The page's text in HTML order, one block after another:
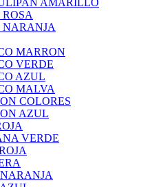
AMARILLO
NARANJA
MARRON
VERDE
AZUL
MALVA
COLORES
AZUL
VERDE
NARANJA